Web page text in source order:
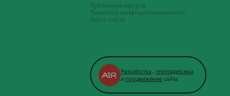
Публичная оферта
Политика конфиденциальности
Карта сайта
Разработка,техподдержка
и продвижение сайта